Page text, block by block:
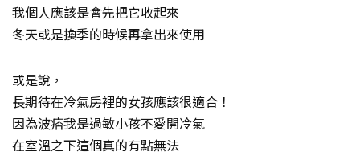
我個人應該是會先把它收起來
冬天或是換季的時候再拿出來使用
或是說，
長期待在冷氣房裡的女孩應該很適合！
因為波痞我是過敏小孩不愛開冷氣
在室溫之下這個真的有點無法